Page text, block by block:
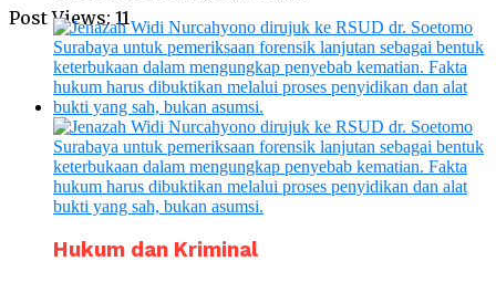
Post Views: 11
Hukum dan Kriminal